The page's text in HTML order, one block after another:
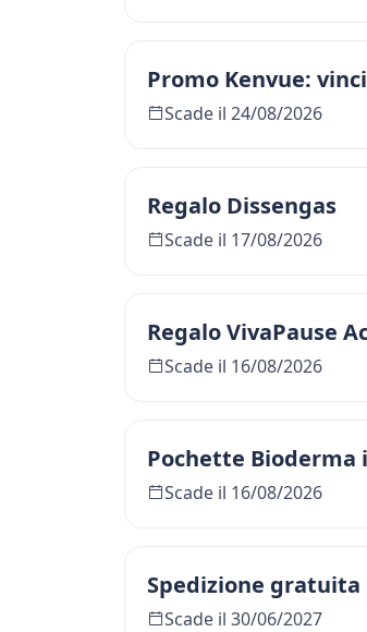
Promo Kenvue:
Scade il 24/08/2026
Regalo Dissengas
Scade il 17/08/2026
Regalo VivaPause
Scade il 16/08/2026
Pochette Bioderma
Scade il 16/08/2026
Spedizione gratuita
Scade il 30/06/2027